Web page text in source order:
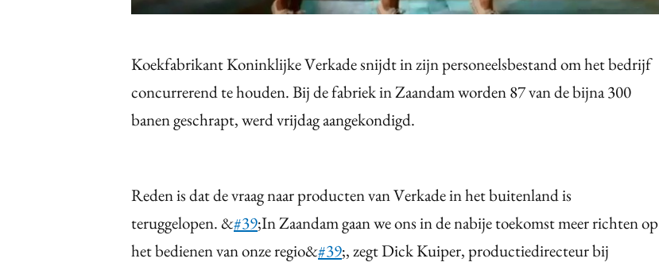
Koekfabrikant Koninklijke Verkade snijdt in zijn personeelsbestand om het bedrijf
concurrerend te houden. Bij de fabriek in Zaandam worden 87 van de bijna 300
banen geschrapt, werd vrijdag aangekondigd.
Reden is dat de vraag naar producten van Verkade in het buitenland is
teruggelopen. &#39;In Zaandam gaan we ons in de nabije toekomst meer richten op
het bedienen van onze regio&#39;, zegt Dick Kuiper, productiedirecteur bij